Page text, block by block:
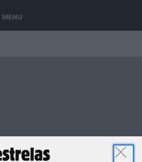
MENU